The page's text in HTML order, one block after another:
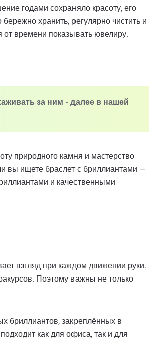
годами сохраняло красоту, его
бережно хранить, регулярно чистить и
от времени показывать ювелиру.
за ним - далее в нашей
природного камня и мастерство
вы ищете браслет с бриллиантами —
и качественными
взгляд при каждом движении руки.
Поэтому важны не только
бриллиантов, закреплённых в
как для офиса, так и для